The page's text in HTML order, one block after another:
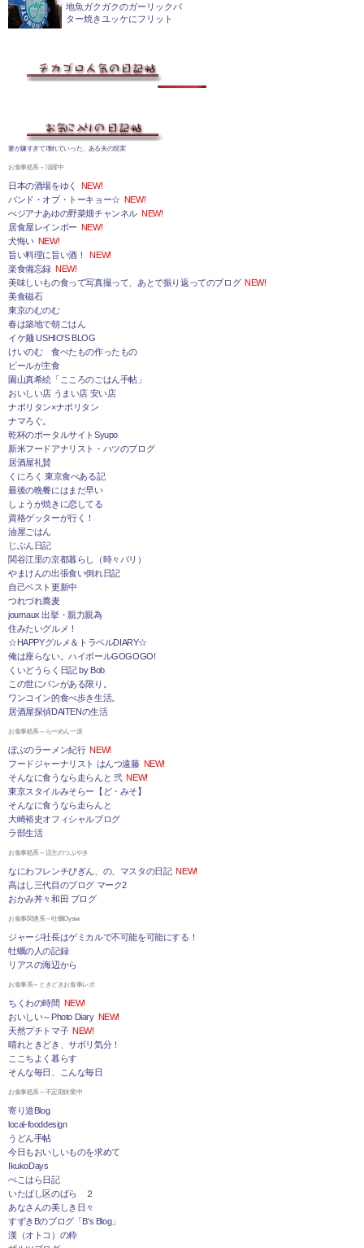
地魚ガクガクのガーリックバ
ター焼きユッケにフリット
妻が嫌すぎて壊れていった、ある夫の現実
お食事処系～活躍中
日本の酒場をゆく
NEW!
バンド・オブ・トーキョー☆ NEW!
べジアナあゆの野菜畑チャンネル NEW!
居食屋レインボー NEW!
犬悔い NEW!
旨い料理に旨い酒！
NEW!
楽食備忘録 NEW!
美味しいもの食って写真撮って、あとで振り返ってのブログ NEW!
美食磁石
東京のむのむ
春は築地で朝ごはん
イケ麺 USHIO'S BLOG
けいのむ 食べたもの作ったもの
ビールが主食
園山真希絵「こころのごはん手帖」
おいしい店 うまい店 安い店
ナポリタン×ナポリタン
ナマろぐ。
乾杯のポータルサイトSyupo
新米フードアナリスト・ハツのブログ
居酒屋礼賛
くにろく 東京食べある記
最後の晩餐にはまだ早い
しょうが焼きに恋してる
資格ゲッターが行く！
油屋ごはん
じぶん日記
関谷江里の京都暮らし（時々パリ）
やまけんの出張食い倒れ日記
自己ベスト更新中
つれづれ蕎麦
journaux 出挙・親力親為
住みたいグルメ！
☆HAPPYグルメ＆トラベルDIARY☆
俺は座らない。ハイボールGOGOGO!
くいどうらく日記 by Bob
この世にパンがある限り。
ワンコイン的食べ歩き生活。
居酒屋探偵DAITENの生活
お食事処系～らーめん一派
ぼぶのラーメン紀行 NEW!
フードジャーナリスト はんつ遠藤 NEW!
そんなに食うなら走らんと 弐 NEW!
東京スタイルみそらー【ど・みそ】
そんなに食うなら走らんと
大崎裕史オフィシャルブログ
ラ部生活
お食事処系～店主のつぶやき
なにわフレンチびぎん、の、マスタの日記 NEW!
高はし三代目のブログ マーク2
おかみ丼々和田 ブログ
お食事関連系～牡蠣Oyster
ジャージ社長はゲミカルで不可能を可能にする！
牡蠣の人の記録
リアスの海辺から
お食事系～ときどきお食事レポ
ちくわの時間 NEW!
おいしい～Photo Diary NEW!
天然プチトマ子 NEW!
晴れときどき、サボリ気分！
ここちよく暮らす
そんな毎日、こんな毎日
お食事処系～不定期休業中
寄り道Blog
local-fooddesign
うどん手帖
今日もおいしいものを求めて
IkukoDays
ぺこはら日記
いたばし区のばら ２
あなさんの美しき日々
すずきBのブログ「B's Blog」
漢（オトコ）の粋